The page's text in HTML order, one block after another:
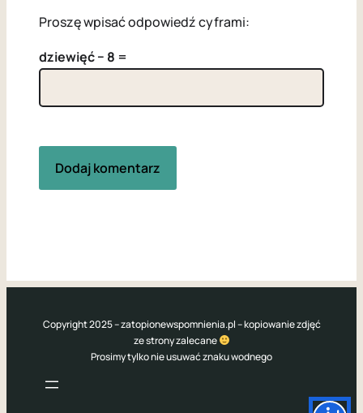
Proszę wpisać odpowiedź cyframi:
dziewięć − 8 =
Copyright 2025 – zatopionewspomnienia.pl – kopiowanie zdjęć
ze strony zalecane
Prosimy tylko nie usuwać znaku wodnego